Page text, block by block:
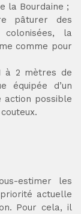
la Bourdaine ;
pâturer des
la
comme pour
à 2 mètres de
équipée d’un
action possible
estimer les
actuelle
Pour cela, il